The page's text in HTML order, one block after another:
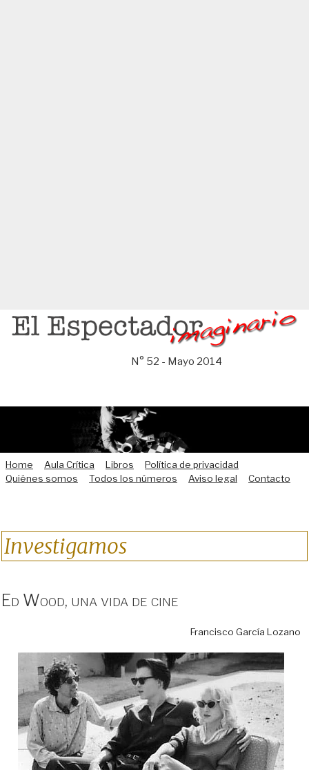
Saltar
N° 52 - Mayo 2014
Home Aula Crítica Libros
Política de privacidad
Quiénes somos
Todos los números Aviso legal Contacto
Investigamos
Ed Wood, una vida de cine
Francisco García Lozano